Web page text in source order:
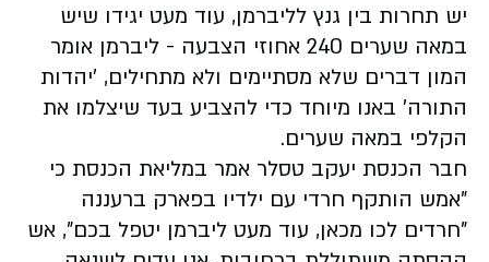
יש תחרות בין גנץ לליברמן, עוד מעט יגידו שיש
במאה שערים 240 אחוזי הצבעה - ליברמן אומר
המון דברים שלא מסתיימים ולא מתחילים, 'יהדות
התורה' באנו מיוחד כדי להצביע בעד שיצלמו את
הקלפי במאה שערים.
חבר הכנסת יעקב טסלר אמר במליאת הכנסת כי
"אמש הותקף חרדי עם ילדיו בפארק ברעננה
"חרדים לכו מכאן, עוד מעט ליברמן יטפל בכם", אש